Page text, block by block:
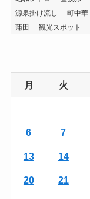
源泉掛け流し
町中華
蒲田
観光スポット
月 火
6 7
13 14
20 21